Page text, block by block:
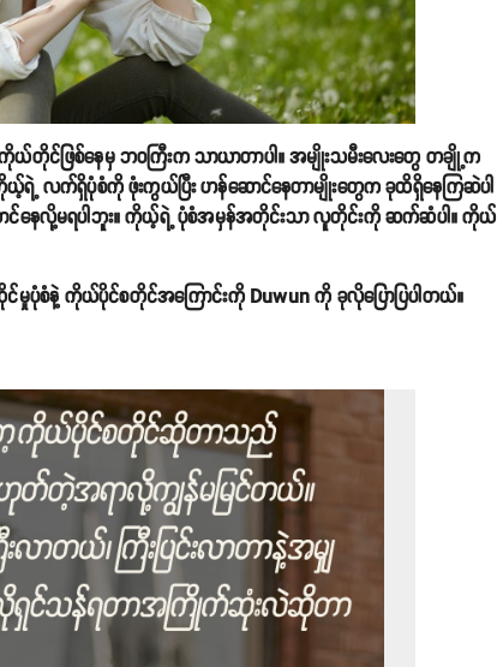
င်ဖြစ်နေမှ ဘဝကြီးက သာယာတာပါ။ အမျိုးသမီးလေးတွေ တချို့က
ယ့်ရဲ့ လက်ရှိပုံစံကို ဖုံးကွယ်ပြီး ဟန်ဆောင်နေတာမျိုးတွေက ခုထိရှိနေကြဆဲပါ
ာင်နေလို့မရပါဘူး။ ကိုယ့်ရဲ့ ပုံစံအမှန်အတိုင်းသာ လူတိုင်းကို ဆက်ဆံပါ။ ကိုယ်
မှုပုံစံနဲ့ ကိုယ်ပိုင်စတိုင်အကြောင်းကို Duwun ကို ခုလိုပြောပြပါတယ်။